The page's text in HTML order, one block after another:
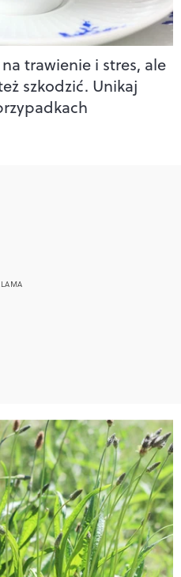
trawienie i stres, ale
szkodzić. Unikaj